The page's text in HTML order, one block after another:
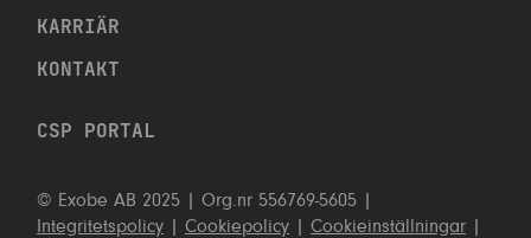
KARRIÄR
KONTAKT
CSP PORTAL
© Exobe AB 2025 | Org.nr 556769-5605 |
Integritetspolicy |Cookiepolicy |Cookieinställningar
RING OSS: +46 8 23 96 00